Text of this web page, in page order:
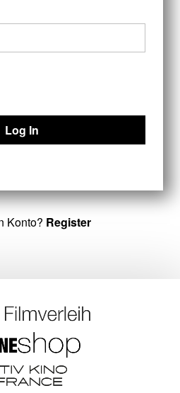
Konto? Register